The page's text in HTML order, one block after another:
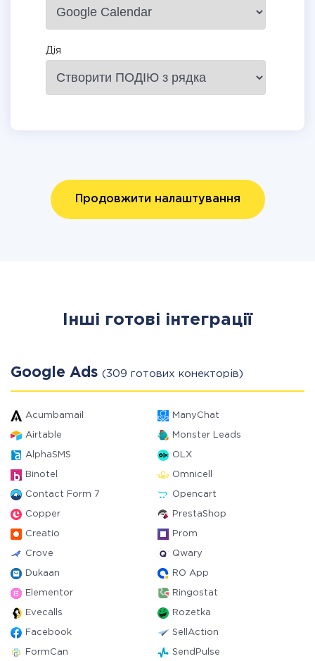
Дія
Продовжити налаштування
Інші готові інтеграції
Google Ads (309 готових конекторів)
Acumbamail ManyChat
Airtable Monster Leads
AlphaSMS OLX
Binotel Omnicell
Contact Form 7 Opencart
Copper PrestaShop
Creatio Prom
Crove Qwary
Dukaan RO App
Elementor Ringostat
Evecalls Rozetka
Facebook SellAction
FormCan SendPulse